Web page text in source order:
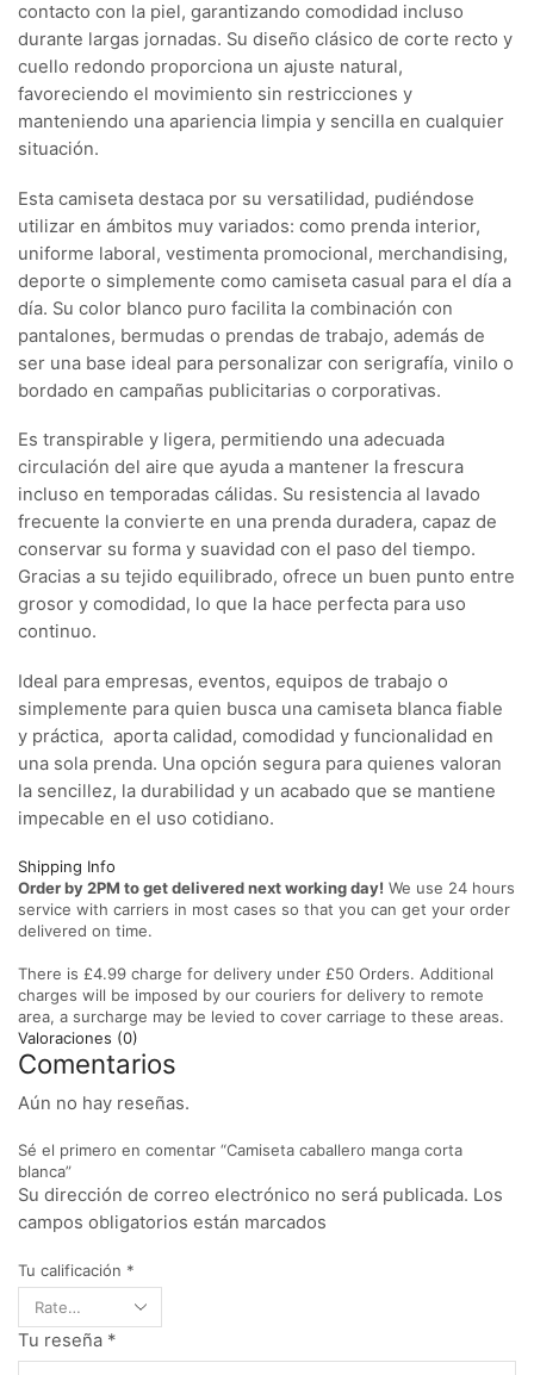
contacto con la piel, garantizando comodidad incluso
durante largas jornadas. Su diseño clásico de corte recto y
cuello redondo proporciona un ajuste natural,
favoreciendo el movimiento sin restricciones y
manteniendo una apariencia limpia y sencilla en cualquier
situación.
Esta camiseta destaca por su versatilidad, pudiéndose
utilizar en ámbitos muy variados: como prenda interior,
uniforme laboral, vestimenta promocional, merchandising,
deporte o simplemente como camiseta casual para el día a
día. Su color blanco puro facilita la combinación con
pantalones, bermudas o prendas de trabajo, además de
ser una base ideal para personalizar con serigrafía, vinilo o
bordado en campañas publicitarias o corporativas.
Es transpirable y ligera, permitiendo una adecuada
circulación del aire que ayuda a mantener la frescura
incluso en temporadas cálidas. Su resistencia al lavado
frecuente la convierte en una prenda duradera, capaz de
conservar su forma y suavidad con el paso del tiempo.
Gracias a su tejido equilibrado, ofrece un buen punto entre
grosor y comodidad, lo que la hace perfecta para uso
continuo.
Ideal para empresas, eventos, equipos de trabajo o
simplemente para quien busca una camiseta blanca fiable
y práctica, aporta calidad, comodidad y funcionalidad en
una sola prenda. Una opción segura para quienes valoran
la sencillez, la durabilidad y un acabado que se mantiene
impecable en el uso cotidiano.
Shipping Info
Order by 2PM to get delivered next working day! We use 24 hours
service with carriers in most cases so that you can get your order
delivered on time.
There is £4.99 charge for delivery under £50 Orders. Additional
charges will be imposed by our couriers for delivery to remote
area, a surcharge may be levied to cover carriage to these areas.
Valoraciones (0)
Comentarios
Aún no hay reseñas.
Sé el primero en comentar “Camiseta caballero manga corta
blanca”
Su dirección de correo electrónico no será publicada. Los
campos obligatorios están marcados
Tu calificación *
Tu reseña *